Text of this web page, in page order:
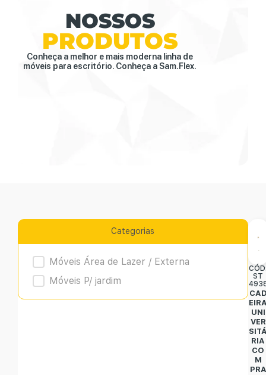
NOSSOS
PRODUTOS
Conheça a melhor e mais moderna linha de
móveis para escritório. Conheça a Sam.Flex.
Categorias
Product Archive
Móveis Área de Lazer / Externa
Móveis P/ jardim
ST
UNI
VER
RIA
CO
M
PRA